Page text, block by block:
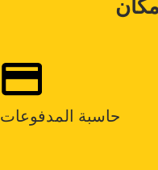
حاسبة المدفوعات